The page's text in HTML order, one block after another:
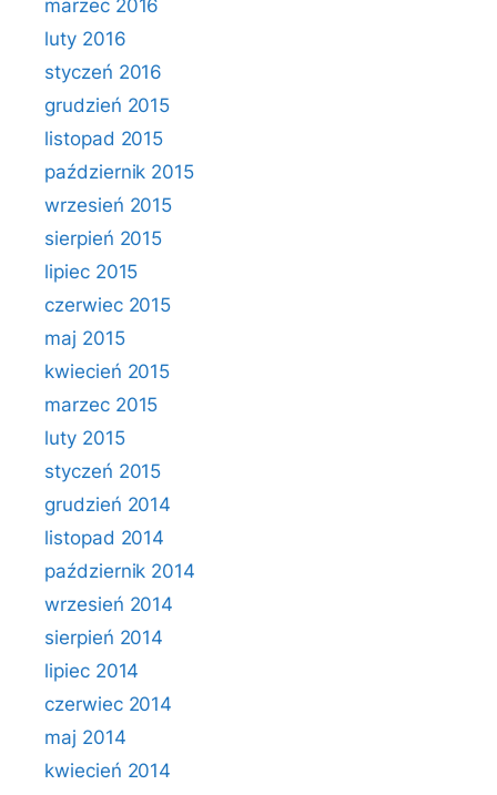
marzec 2016
luty 2016
styczeń 2016
grudzień 2015
listopad 2015
październik 2015
wrzesień 2015
sierpień 2015
lipiec 2015
czerwiec 2015
maj 2015
kwiecień 2015
marzec 2015
luty 2015
styczeń 2015
grudzień 2014
listopad 2014
październik 2014
wrzesień 2014
sierpień 2014
lipiec 2014
czerwiec 2014
maj 2014
kwiecień 2014